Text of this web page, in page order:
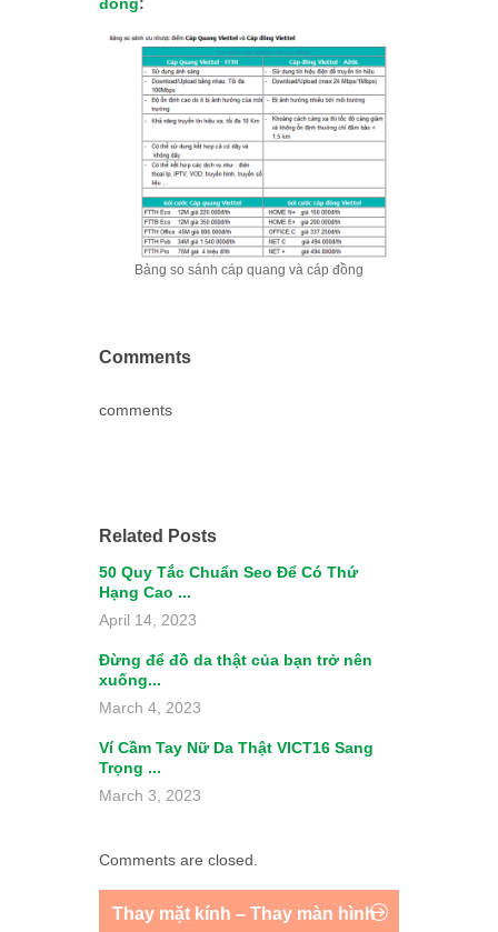
Bảng so sánh cáp quang và cáp đồng
Comments
comments
Related Posts
50 Quy Tắc Chuẩn Seo Để Có Thứ
Hạng Cao ...
April 14, 2023
Đừng để đồ da thật của bạn trở nên
xuống...
March 4, 2023
Ví Cầm Tay Nữ Da Thật VICT16 Sang
Trọng ...
March 3, 2023
Comments are closed.
Thay mặt kính – Thay màn hình